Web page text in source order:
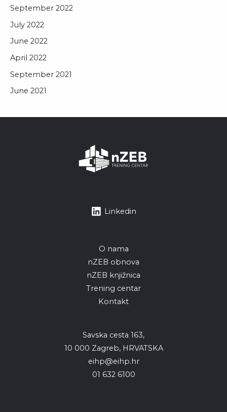
September 2022
July 2022
June 2022
April 2022
September 2021
June 2021
Linkedin
O nama
nZEB obnova
nZEB knjižnica
Trening centar
Kontakt
Savska cesta 163,
10 000 Zagreb, HRVATSKA
eihp@eihp.hr
01 632 6100